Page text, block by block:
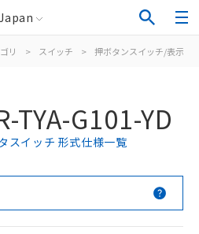
リ > スイッチ > 押ボタンスイッチ/表示灯
TYA-G101-YD
スイッチ 形式仕様一覧